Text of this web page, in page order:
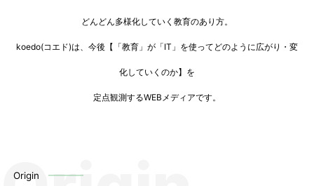
どんどん多様化していく教育のあり方。
koedo(コエド)は、今後【「教育」が「IT」を使ってどのように広がり・変
化していくのか】を
定点観測するWEBメディアです。
Origin